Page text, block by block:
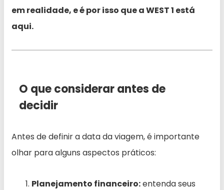
em realidade, e é por isso que a WEST 1 está
aqui.
O que considerar antes de
decidir
Antes de definir a data da viagem, é importante
olhar para alguns aspectos práticos:
Planejamento financeiro:entenda seus